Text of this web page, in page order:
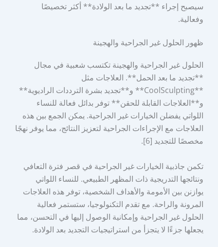
سيصبح إجراء **تجديد ما بعد الولادة** أكثر تخصيصًا
وفعالية.
ظهور الحلول غير الجراحية والهجينة
الحلول غير الجراحية والهجينة تكتسب شعبية في مجال
**تجديد ما بعد الحمل**. العلاجات مثل
**CoolSculpting** و**تجديد بشرة الترددات الراديوية**
و**العلاجات القابلة للحقن** توفر بدائل فعالة للنساء
اللواتي يفضلن الخيارات غير الجراحية. يمكن الجمع بين هذه
العلاجات مع الإجراءات الجراحية لتعزيز النتائج، مما يوفر نهجًا
مخصصًا للتجديد [6].
تكمن جاذبية الخيارات غير الجراحية في قصر فترة التعافي
ونتائجها التدريجية ذات المظهر الطبيعي. للنساء اللواتي
يوازنن بين الأمومة والأهداف الشخصية، توفر هذه العلاجات
المرونة والراحة. مع تقدم التكنولوجيا، ستستمر فعالية
الحلول غير الجراحية وإمكانية الوصول إليها في التحسن، مما
يجعلها جزءًا لا يتجزأ من استراتيجيات التجديد بعد الولادة.